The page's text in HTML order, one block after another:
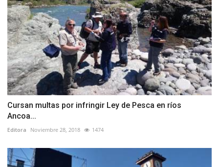
Cursan multas por infringir Ley de Pesca en ríos
Ancoa...
Editora Noviembre 28, 2018 1474